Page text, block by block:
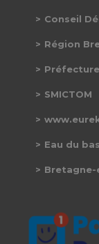
Conseil
Région
SMICTOM
Eau du